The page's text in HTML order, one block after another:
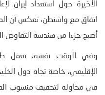
الأخيرة حول استعداد إيران
اتفاق مع واشنطن، تعكس أن
أصبح جزءا من هندسة التفاوض
وفي الوقت نفسه، تعمل
الإقليمي، خاصة تجاه دول
في محاولة لتخفيف منسوب